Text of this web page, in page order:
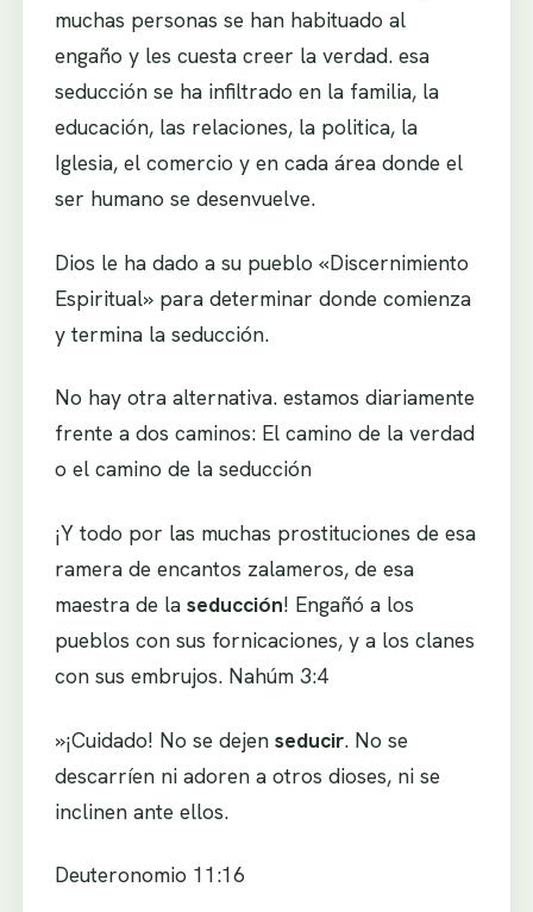
muchas personas se han habituado al
engaño y les cuesta creer la verdad. esa
seducción se ha infiltrado en la familia, la
educación, las relaciones, la politica, la
Iglesia, el comercio y en cada área donde el
ser humano se desenvuelve.
Dios le ha dado a su pueblo «Discernimiento
Espiritual» para determinar donde comienza
y termina la seducción.
No hay otra alternativa. estamos diariamente
frente a dos caminos: El camino de la verdad
o el camino de la seducción
¡Y todo por las muchas prostituciones de esa
ramera de encantos zalameros, de esa
maestra de la seducción! Engañó a los
pueblos con sus fornicaciones, y a los clanes
con sus embrujos. Nahúm 3:4
»¡Cuidado! No se dejen seducir. No se
descarríen ni adoren a otros dioses, ni se
inclinen ante ellos.
Deuteronomio 11:16